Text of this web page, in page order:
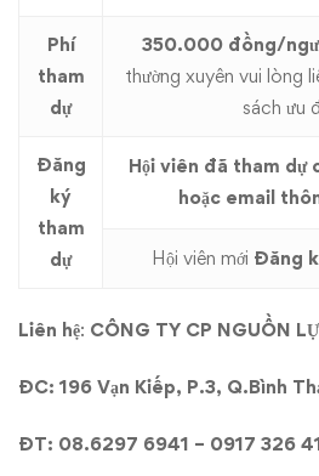
Phí
tham
dự
350.000 đồng/
thường xuyên vui lòng
sách ưu
Đăng
ký
tham
dự
Hội viên đã tham dự
hoặc email
Hội viên mới Đăng
Liên hệ: CÔNG TY CP NGUỒN
ĐC: 196 Vạn Kiếp, P.3, Q.Bình
ĐT: 08.6297 6941 – 0917 326